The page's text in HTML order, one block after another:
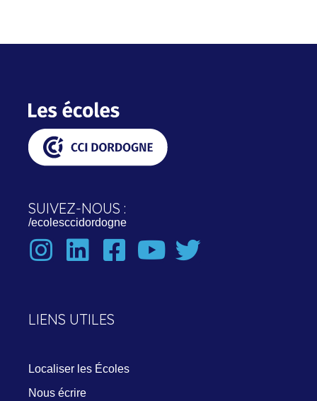
SUIVEZ-NOUS :
/ecolesccidordogne
LIENS UTILES
Localiser les Écoles
Nous écrire